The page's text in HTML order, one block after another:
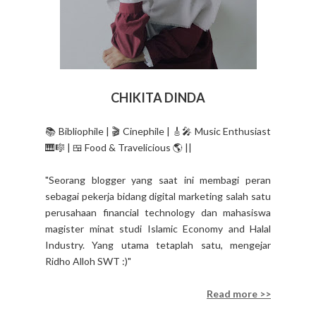
CHIKITA DINDA
📚 Bibliophile | 🎬 Cinephile | 🎸🎤 Music Enthusiast
🎹🎼 | 🍱 Food & Travelicious 🌎 ||
"Seorang blogger yang saat ini membagi peran
sebagai pekerja bidang digital marketing salah satu
perusahaan financial technology dan mahasiswa
magister minat studi Islamic Economy and Halal
Industry. Yang utama tetaplah satu, mengejar
Ridho Alloh SWT :)"
Read more >>